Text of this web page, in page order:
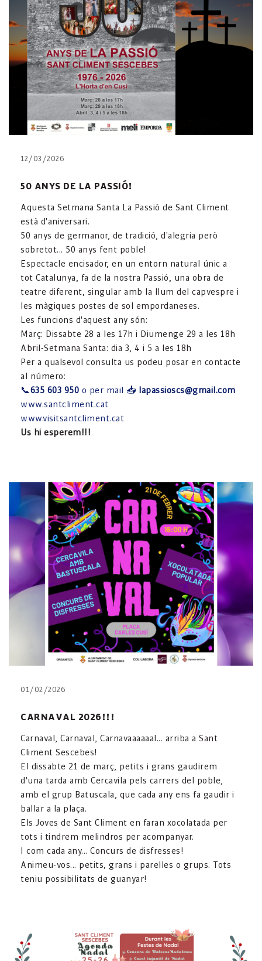
12/03/2026
50 ANYS DE LA PASSIÓ!
Aquesta Setmana Santa La Passió de Sant Climent
està d'aniversari.
50 anys de germanor, de tradició, d'alegria però
sobretot... 50 anys fent poble!
Espectacle encisador, en un entorn natural únic a
tot Catalunya, fa de la nostra Passió, una obra de
teatre diferent, singular amb la llum del capvespre i
les màgiques postes de sol empordaneses.
Les funcions d'aquest any són:
Març: Dissabte 28 a les 17h i Diumenge 29 a les 18h
Abril-Setmana Santa: dia 3, 4 i 5 a les 18h
Per a qualsevol consulta us podeu posar en contacte
al número:
📞635 603 950 o per mail 📥 lapassioscs@gmail.com
www.santcliment.cat
www.visitsantcliment.cat
Us hi esperem!!!
01/02/2026
CARNAVAL 2026!!!
Carnaval, Carnaval, Carnavaaaaaal... arriba a Sant
Climent Sescebes!
El dissabte 21 de març, petits i grans gaudirem
d'una tarda amb Cercavila pels carrers del poble,
amb el grup Batuscala, que cada any ens fa gaudir i
ballar a la plaça.
Els Joves de Sant Climent en faran xocolatada per
tots i tindrem melindros per acompanyar.
I com cada any... Concurs de disfresses!
Animeu-vos... petits, grans i parelles o grups. Tots
teniu possibilitats de guanyar!